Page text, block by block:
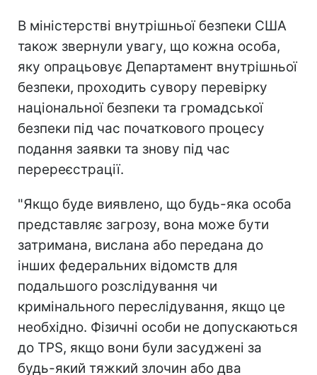
В міністерстві внутрішньої безпеки США
також звернули увагу, що кожна особа,
яку опрацьовує Департамент внутрішньої
безпеки, проходить сувору перевірку
національної безпеки та громадської
безпеки під час початкового процесу
подання заявки та знову під час
перереєстрації.
"Якщо буде виявлено, що будь-яка особа
представляє загрозу, вона може бути
затримана, вислана або передана до
інших федеральних відомств для
подальшого розслідування чи
кримінального переслідування, якщо це
необхідно. Фізичні особи не допускаються
до TPS, якщо вони були засуджені за
будь-який тяжкий злочин або два